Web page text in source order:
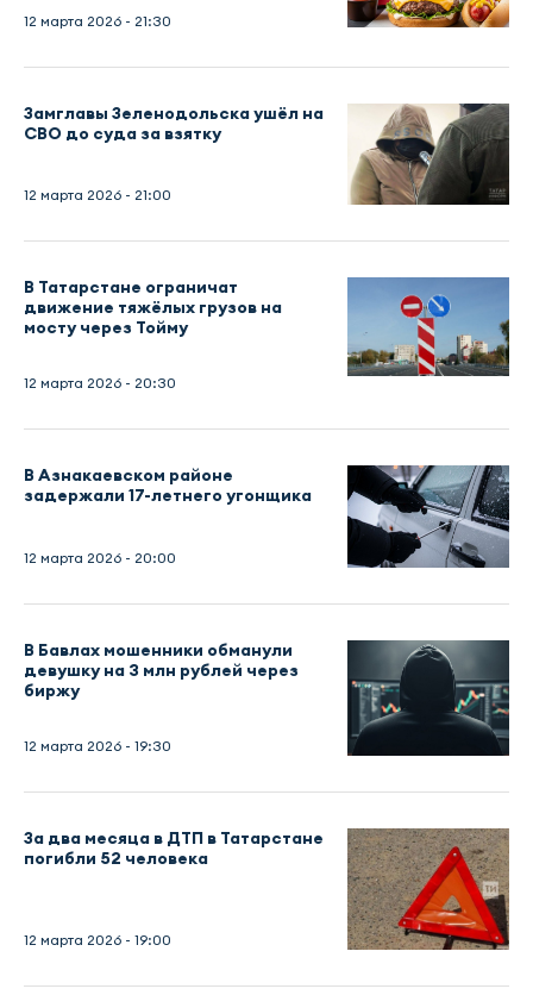
12 марта 2026 - 21:30
Замглавы Зеленодольска ушёл на
СВО до суда за взятку
12 марта 2026 - 21:00
В Татарстане ограничат
движение тяжёлых грузов на
мосту через Тойму
12 марта 2026 - 20:30
В Азнакаевском районе
задержали 17-летнего угонщика
12 марта 2026 - 20:00
В Бавлах мошенники обманули
девушку на 3 млн рублей через
биржу
12 марта 2026 - 19:30
За два месяца в ДТП в Татарстане
погибли 52 человека
12 марта 2026 - 19:00